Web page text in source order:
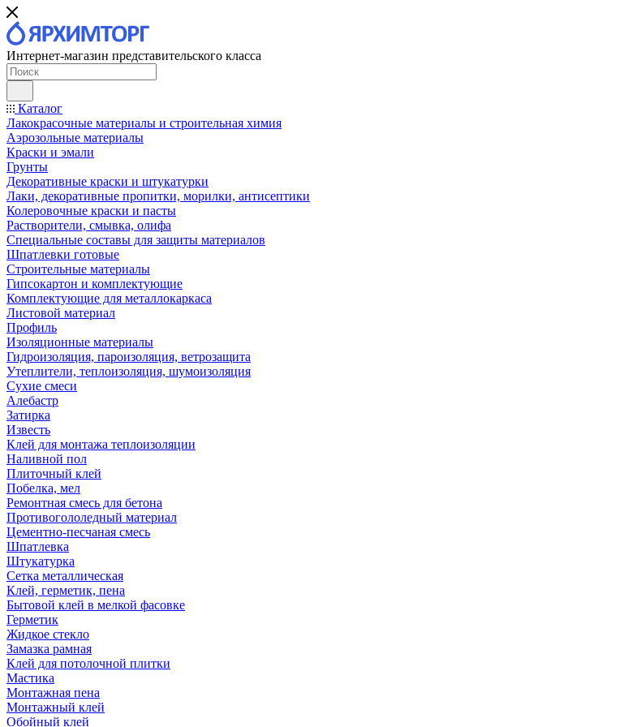
Интернет-магазин представительского класса
Каталог
Лакокрасочные материалы и строительная химия
Аэрозольные материалы
Краски и эмали
Грунты
Декоративные краски и штукатурки
Лаки, декоративные пропитки, морилки, антисептики
Колеровочные краски и пасты
Растворители, смывка, олифа
Специальные составы для защиты материалов
Шпатлевки готовые
Строительные материалы
Гипсокартон и комплектующие
Комплектующие для металлокаркаса
Листовой материал
Профиль
Изоляционные материалы
Гидроизоляция, пароизоляция, ветрозащита
Утеплители, теплоизоляция, шумоизоляция
Сухие смеси
Алебастр
Затирка
Известь
Клей для монтажа теплоизоляции
Наливной пол
Плиточный клей
Побелка, мел
Ремонтная смесь для бетона
Противогололедный материал
Цементно-песчаная смесь
Шпатлевка
Штукатурка
Сетка металлическая
Клей, герметик, пена
Бытовой клей в мелкой фасовке
Герметик
Жидкое стекло
Замазка рамная
Клей для потолочной плитки
Мастика
Монтажная пена
Монтажный клей
Обойный клей